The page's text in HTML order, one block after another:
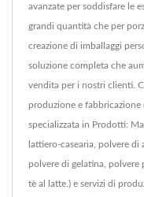
avanzate per soddisfare le
grandi quantità che per
creazione di imballaggi
soluzione completa che
vendita per i nostri clienti.
produzione e
specializzata in Prodotti:
lattiero-casearia, polvere
polvere di gelatina, polvere
tè al latte.) e servizi di